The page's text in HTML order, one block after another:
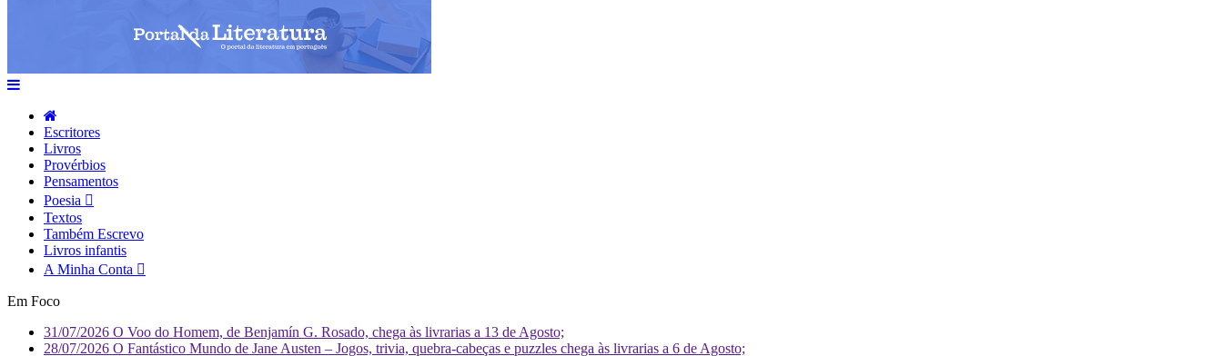
Escritores
Livros
Provérbios
Pensamentos
Poesia
Textos
Também Escrevo
Livros infantis
A Minha Conta
Em Foco
31/07/2026 O Voo do Homem, de Benjamín G. Rosado, chega às livrarias a 13 de Agosto;
28/07/2026 O Fantástico Mundo de Jane Austen – Jogos, trivia, quebra-cabeças e puzzles chega às livrarias a 6 de Agosto;